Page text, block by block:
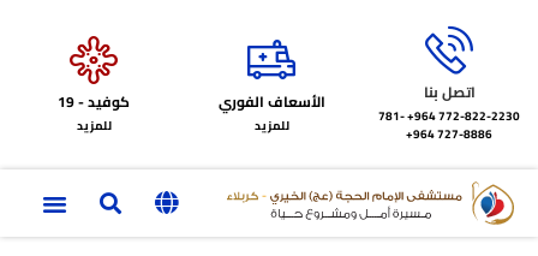
اتصل بنا
772-822-2230‏ 964+
781-
727-8886 964+
الأسعاف الفوري
للمزيد
كوفيد - 19
للمزيد